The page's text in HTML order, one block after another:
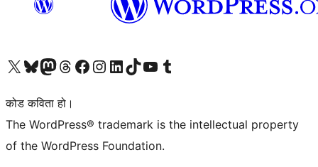
हाम्रो X (पहिले ट्विटर) खातामा जानुहोस्
हाम्रो Bluesky खाता भ्रमण गर्नुहोस्
हाम्रो म्यास्टोडन खाता भ्रमण गर्नुहोस्
हाम्रो थ्रेड्स खातामा जानुहोस्
हाम्रो फेसबुक पेजमा जानुहोस्
हाम्रो इन्स्टाग्राम खातामा जानुहोस्
हाम्रो लिङ्क्डइन खातामा जानुहोस्
हाम्रो TikTok खाता भ्रमण गर्नुहोस्
हाम्रो युट्युब च्यानलमा जानुहोस्
हाम्रो टम्बलर खाता भ्रमण गर्नुहोस्
कोड कविता हो।
The WordPress® trademark is the intellectual property
of the WordPress Foundation.